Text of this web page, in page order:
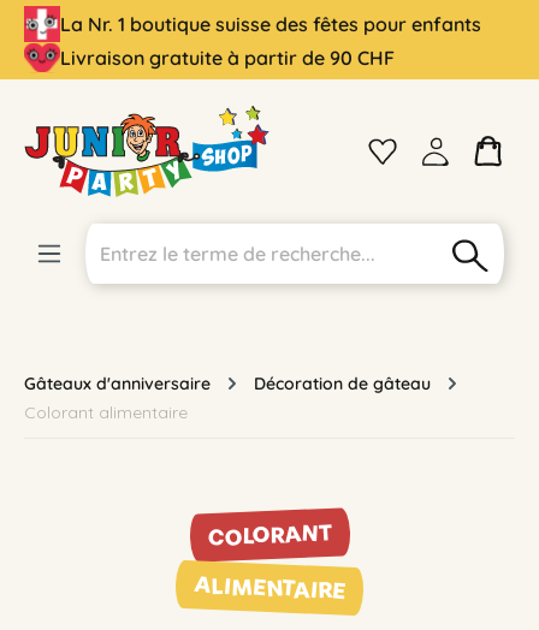
principal
La Nr. 1 boutique suisse des fêtes pour enfants
Livraison gratuite à partir de 90 CHF
Gâteaux d'anniversaire
Décoration de gâteau
Colorant alimentaire
COLORANT
ALIMENTAIRE